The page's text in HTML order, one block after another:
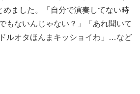
めました。「自分で演奏してない時
もないんじゃない？」「あれ聞いて
ルオタほんまキッショイわ」…など